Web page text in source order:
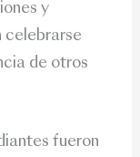
y
celebrarse
de otros
fueron